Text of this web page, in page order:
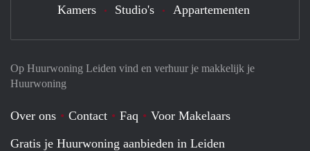
Op Huurwoning Leiden vind en verhuur je makkelijk je
Huurwoning
Over ons Contact Faq
Voor Makelaars
Gratis je Huurwoning aanbieden in Leiden
Kamers Studio's Appartementen